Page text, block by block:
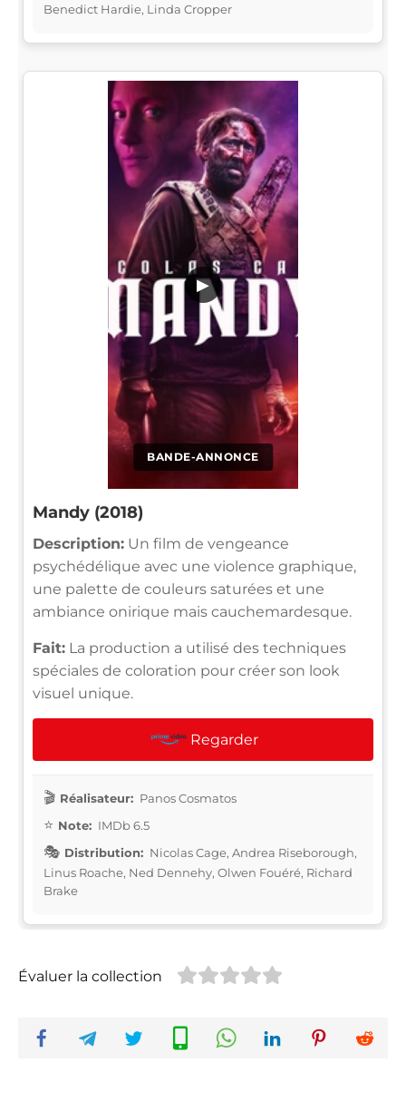
Benedict Hardie, Linda Cropper
BANDE-ANNONCE
▶
Mandy (2018)
Description: Un film de vengeance
psychédélique avec une violence graphique,
une palette de couleurs saturées et une
ambiance onirique mais cauchemardesque.
Fait: La production a utilisé des techniques
spéciales de coloration pour créer son look
visuel unique.
Regarder
Réalisateur: Panos Cosmatos
Note: IMDb 6.5
Distribution: Nicolas Cage, Andrea Riseborough,
Linus Roache, Ned Dennehy, Olwen Fouéré, Richard
Brake
Évaluer la collection